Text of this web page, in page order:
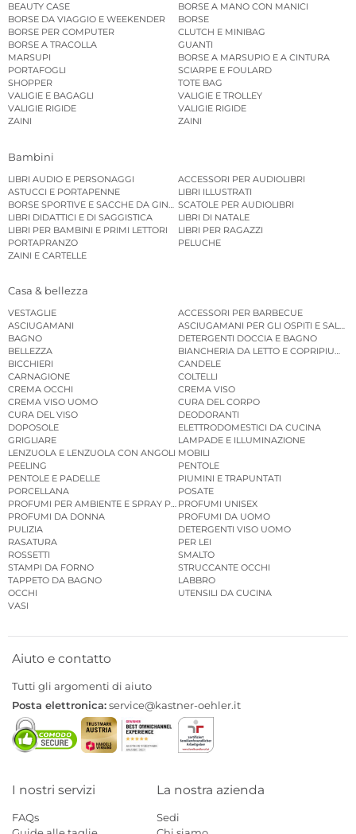
BEAUTY CASE
BORSE A MANO CON MANICI
BORSE DA VIAGGIO E WEEKENDER
BORSE
BORSE PER COMPUTER
CLUTCH E MINIBAG
BORSE A TRACOLLA
GUANTI
MARSUPI
BORSE A MARSUPIO E A CINTURA
PORTAFOGLI
SCIARPE E FOULARD
SHOPPER
TOTE BAG
VALIGIE E BAGAGLI
VALIGIE E TROLLEY
VALIGIE RIGIDE
VALIGIE RIGIDE
ZAINI
ZAINI
Bambini
LIBRI AUDIO E PERSONAGGI
ACCESSORI PER AUDIOLIBRI
ASTUCCI E PORTAPENNE
LIBRI ILLUSTRATI
BORSE SPORTIVE E SACCHE DA GINNASTICASCATOLE PER AUDIOLIBRI
LIBRI DIDATTICI E DI SAGGISTICA
LIBRI DI NATALE
LIBRI PER BAMBINI E PRIMI LETTORI
LIBRI PER RAGAZZI
PORTAPRANZO
PELUCHE
ZAINI E CARTELLE
Casa & bellezza
VESTAGLIE
ACCESSORI PER BARBECUE
ASCIUGAMANI
ASCIUGAMANI PER GLI OSPITI E
BAGNO
DETERGENTI DOCCIA E BAGNO
BELLEZZA
BIANCHERIA DA LETTO E COPRIPIUMINI
BICCHIERI
CANDELE
CARNAGIONE
COLTELLI
CREMA OCCHI
CREMA VISO
CREMA VISO UOMO
CURA DEL CORPO
CURA DEL VISO
DEODORANTI
DOPOSOLE
ELETTRODOMESTICI DA CUCINA
GRIGLIARE
LAMPADE E ILLUMINAZIONE
LENZUOLA E LENZUOLA CON ANGOLI MOBILI
PEELING
PENTOLE
PENTOLE E PADELLE
PIUMINI E TRAPUNTATI
PORCELLANA
POSATE
PROFUMI PER AMBIENTE E SPRAY PER AMBIENTE
PROFUMI UNISEX
PROFUMI DA DONNA
PROFUMI DA UOMO
PULIZIA
DETERGENTI VISO UOMO
RASATURA
PER LEI
ROSSETTI
SMALTO
STAMPI DA FORNO
STRUCCANTE OCCHI
TAPPETO DA BAGNO
LABBRO
OCCHI
UTENSILI DA CUCINA
VASI
Aiuto e contatto
Tutti gli argomenti di aiuto
Posta elettronica:service@kastner-oehler.it
I nostri servizi
FAQs
La nostra azienda
Sedi